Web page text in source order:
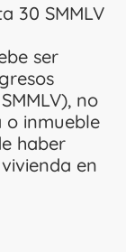
30 SMMLV
ser
no
o inmueble
haber
en